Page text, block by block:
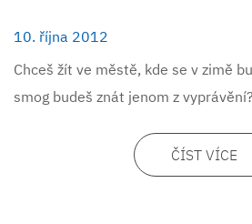
10. října 2012
Chceš žít ve městě, kde se v zimě
smog budeš znát jenom z vyprávění?
ČÍST VÍCE